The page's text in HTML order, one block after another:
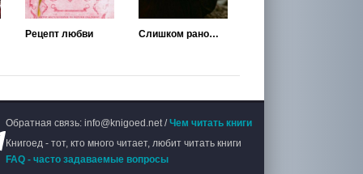
Рецепт любви Слишком рано… слишком поздно
Обратная связь: info@knigoed.net /Чем читать книги
Книгоед - тот, кто много читает, любит читать книги
FAQ - часто задаваемые вопросы